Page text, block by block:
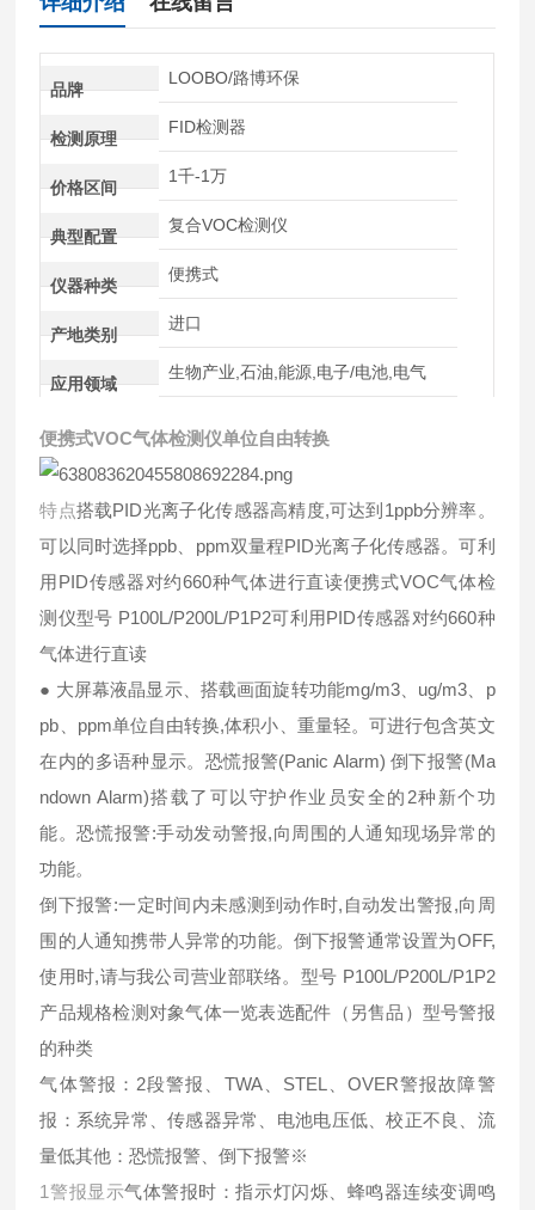
品牌
LOOBO/路博环保
检测原理
FID检测器
价格区间
1千-1万
典型配置
复合VOC检测仪
仪器种类
便携式
产地类别
进口
应用领域
生物产业,石油,能源,电子/电池,电气
便携式VOC气体检测仪单位自由转换
特点搭载PID光离子化传感器高精度,可达到1ppb分辨率。
可以同时选择ppb、ppm双量程PID光离子化传感器。可利
用PID传感器对约660种气体进行直读便携式VOC气体检
测仪型号 P100L/P200L/P1P2可利用PID传感器对约660种
气体进行直读
● 大屏幕液晶显示、搭载画面旋转功能mg/m3、ug/m3、p
pb、ppm单位自由转换,体积小、重量轻。可进行包含英文
在内的多语种显示。恐慌报警(Panic Alarm) 倒下报警(Ma
ndown Alarm)搭载了可以守护作业员安全的2种新个功
能。恐慌报警:手动发动警报,向周围的人通知现场异常的
功能。
倒下报警:一定时间内未感测到动作时,自动发出警报,向周
围的人通知携带人异常的功能。倒下报警通常设置为OFF,
使用时,请与我公司营业部联络。型号 P100L/P200L/P1P2
产品规格检测对象气体一览表选配件（另售品）型号警报
的种类
气体警报：2段警报、TWA、STEL、OVER警报故障警
报：系统异常、传感器异常、电池电压低、校正不良、流
量低其他：恐慌报警、倒下报警※
1警报显示气体警报时：指示灯闪烁、蜂鸣器连续变调鸣